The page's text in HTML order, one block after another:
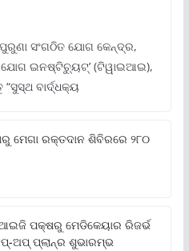
ସଂଗଠିତ ଯୋଗ କେନ୍ଦ୍ର,
ଯୋଗ ଇନଷ୍ଟିଚ୍ୟୁଟ୍‌’ (ଟିୱାଇଆଇ),
ବାର୍ଦ୍ଧକ୍ୟ
ମେଗା ରକ୍ତଦାନ ଶିବିରରେ ୨୮୦
ପକ୍ଷରୁ ମେଡିକେୟାର ରିଜର୍ଭ
ଅପ୍ ପ୍ଲାନ୍‌ର ଶୁଭାରମ୍ଭ